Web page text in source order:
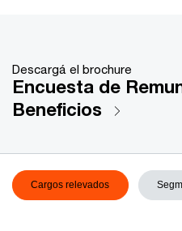
Descargá el brochure
Encuesta de
Beneficios
Cargos relevados